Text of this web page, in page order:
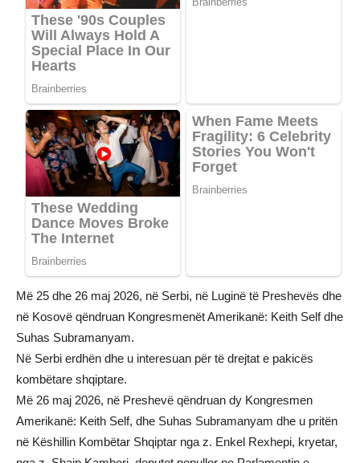
Më 25 dhe 26 maj 2026, në Serbi, në Luginë të Preshevës dhe
në Kosovë qëndruan Kongresmenët Amerikanë: Keith Self dhe
Suhas Subramanyam.
Në Serbi erdhën dhe u interesuan për të drejtat e pakicës
kombëtare shqiptare.
Më 26 maj 2026, në Preshevë qëndruan dy Kongresmen
Amerikanë: Keith Self, dhe Suhas Subramanyam dhe u pritën
në Këshillin Kombëtar Shqiptar nga z. Enkel Rexhepi, kryetar,